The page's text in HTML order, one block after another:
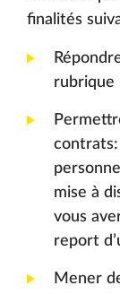
finalités
rubrique
mise à
vous
report
Mener